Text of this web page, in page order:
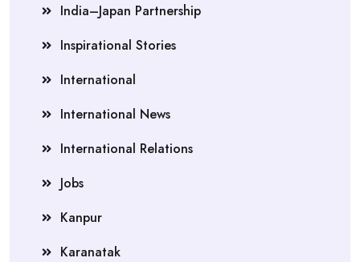
India–Japan Partnership
Inspirational Stories
International
International News
International Relations
Jobs
Kanpur
Karanatak